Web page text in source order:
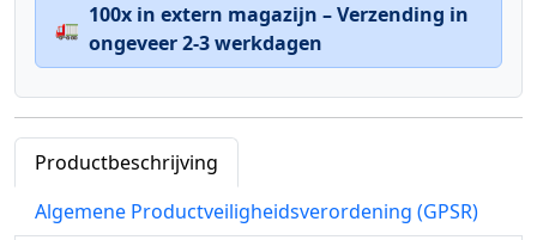
🚛
100x in extern magazijn – Verzending in
ongeveer 2-3 werkdagen
Productbeschrijving
Algemene Productveiligheidsverordening (GPSR)